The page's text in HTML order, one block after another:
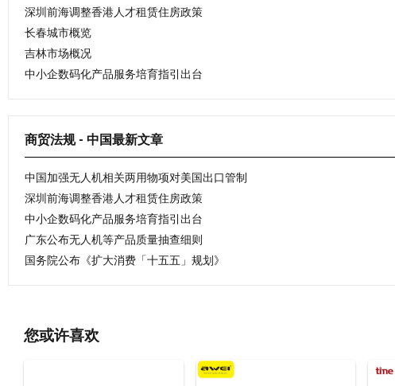
深圳前海调整香港人才租赁住房政策
长春城市概览
吉林市场概况
中小企数码化产品服务培育指引出台
商贸法规 - 中国最新文章
中国加强无人机相关两用物项对美国出口管制
深圳前海调整香港人才租赁住房政策
中小企数码化产品服务培育指引出台
广东公布无人机等产品质量抽查细则
国务院公布《扩大消费「十五五」规划》
您或许喜欢